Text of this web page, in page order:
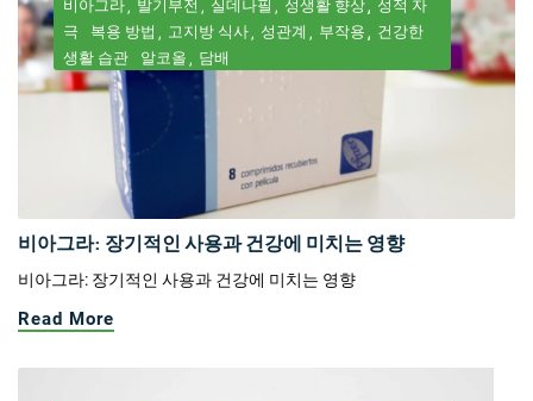
비아그라 발기부전 실데나필 성생활 향상
성적 자
극
복용 방법 고지방 식사 성관계 부작용
건강한
생활 습관
알코올 담배
비아그라: 장기적인 사용과 건강에 미치는 영향
비아그라: 장기적인 사용과 건강에 미치는 영향
Read More